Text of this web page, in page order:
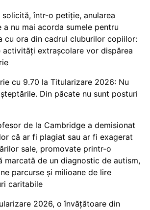
într-o petiție, anularea
a nu mai acorda sumele pentru
cu ora din cadrul cluburilor copiilor:
activități extrașcolare vor dispărea
cu 9.70 la Titularizare 2026: Nu
Din păcate nu sunt posturi
de la Cambridge a demisionat
că ar fi plagiat sau ar fi exagerat
sale, promovate printr-o
marcată de un diagnostic de autism,
parcurse și milioane de lire
caritabile
2026, o învățătoare din